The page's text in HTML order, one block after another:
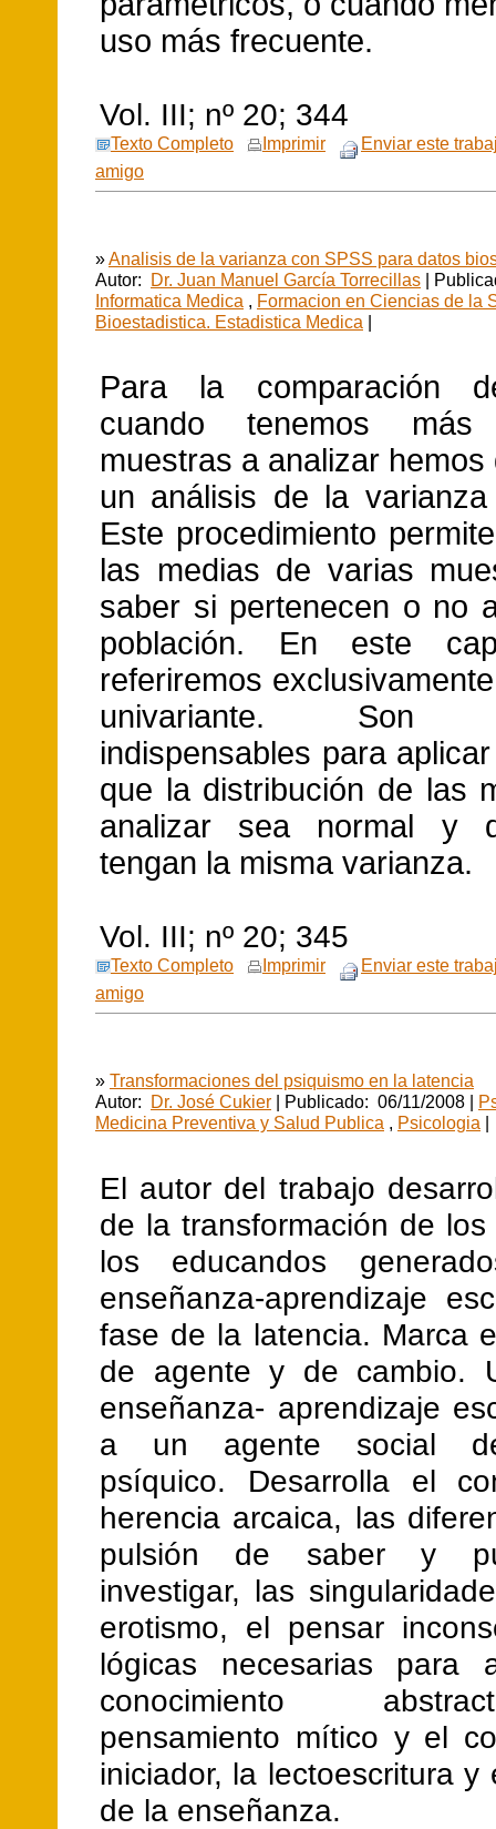
uso más frecuente.
Vol. III; nº 20; 344
Texto Completo Imprimir
Enviar este
amigo
»Analisis de la varianza con SPSS para datos
Autor: Dr. Juan Manuel García Torrecillas |
Informatica Medica , Formacion en Ciencias de la
Bioestadistica. Estadistica Medica |
Para la comparación
cuando tenemos
muestras a analizar hemos
un análisis de la varianza
Este procedimiento
las medias de varias
saber si pertenecen o no
población. En este
referiremos
univariante. Son
indispensables para
que la distribución de las
analizar sea normal y
tengan la misma varianza.
Vol. III; nº 20; 345
Texto Completo Imprimir
Enviar este
amigo
» Transformaciones del psiquismo en la latencia
Autor: Dr. José Cukier | Publicado: 06/11/2008 |
Medicina Preventiva y Salud Publica , Psicologia |
El autor del trabajo
de la transformación de
los educandos
enseñanza-aprendizaje
fase de la latencia. Marca
de agente y de cambio.
enseñanza- aprendizaje
a un agente social
psíquico. Desarrolla el
herencia arcaica, las
pulsión de saber y
investigar, las
erotismo, el pensar
lógicas necesarias para
conocimiento
pensamiento mítico y el
iniciador, la lectoescritura y
de la enseñanza.